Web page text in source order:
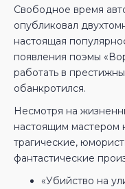
Свободное время
опубликовал
настоящая
появления поэмы
работать в
обанкротился.
Несмотря на
настоящим мастером
трагические,
фантастические
«Убийство на